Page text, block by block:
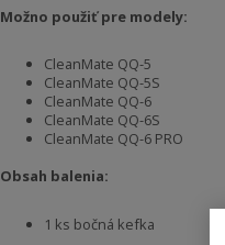
Možno použiť pre modely:
CleanMate QQ-5
CleanMate QQ-5S
CleanMate QQ-6
CleanMate QQ-6S
CleanMate QQ-6 PRO
Obsah balenia:
1 ks bočná kefka